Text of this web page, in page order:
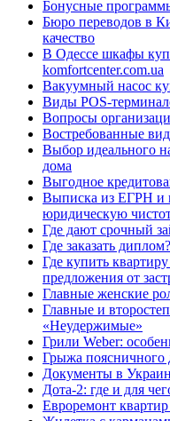
Бонусные
Бюро переводов в
качество
В Одессе шкафы
komfortcenter.com.ua
Вакуумный насос
Виды POS-
Вопросы
Востребованные
Выбор идеального
дома
Выгодное
Выписка из ЕГРН и
юридическую
Где дают срочный
Где заказать диплом?
Где купить
предложения от
Главные женские
Главные и
«Неудержимые»
Грили Weber:
Грыжа поясничного
Документы в
Дота-2: где и для
Евроремонт